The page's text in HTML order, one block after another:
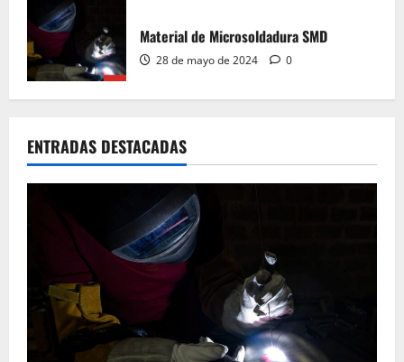
1
28 de mayo de 2024 0
2
Curso de micro soldadura SMD
28 de mayo de 2024 0
Material de aprender a leer Diagramas
Esquemáticos Electrónicos, Manuales de
Servicio
28 de mayo de 2024 0
ENTRADAS DESTACADAS